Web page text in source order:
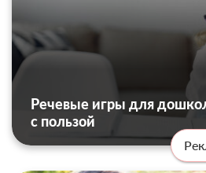
Речевые игры для
с пользой